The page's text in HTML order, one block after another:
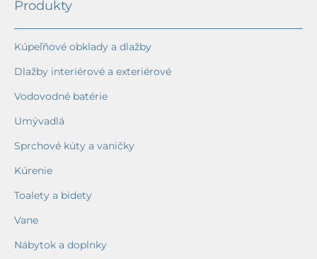
Produkty
Kúpeľňové obklady a dlažby
Dlažby interiérové a exteriérové
Vodovodné batérie
Umývadlá
Sprchové kúty a vaničky
Kúrenie
Toalety a bidety
Vane
Nábytok a doplnky